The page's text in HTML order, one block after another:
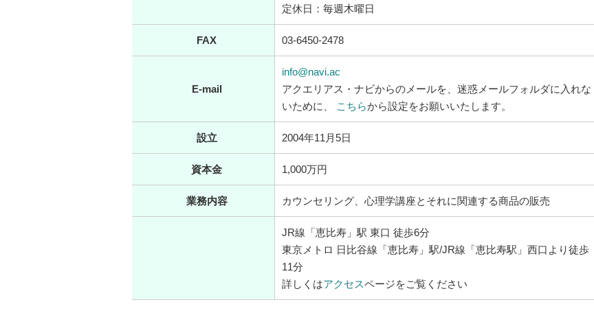
定休日：毎週木曜日
FAX 03-6450-2478
E-mail
info@navi.ac
アクエリアス・ナビからのメールを、迷惑メールフォルダに入れな
いために、
こちらから設定をお願いいたします。
設立 2004年11月5日
資本金 1,000万円
業務内容 カウンセリング、心理学講座とそれに関連する商品の販売
JR線「恵比寿」駅 東口 徒歩6分
東京メトロ 日比谷線「恵比寿」駅/JR線「恵比寿駅」西口より徒歩
11分
詳しくはアクセスページをご覧ください